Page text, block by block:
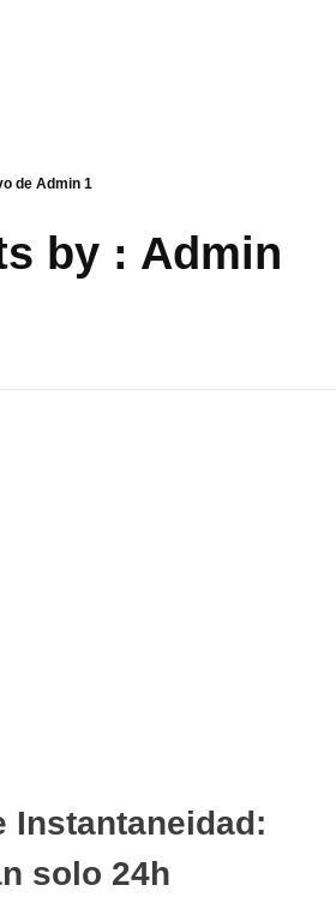
de Admin 1
by : Admin
Instantaneidad:
solo 24h